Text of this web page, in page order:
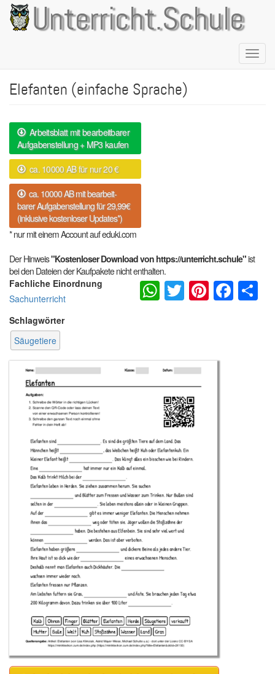
Direkt
zum
Inhalt
Unterricht.Schule
Elefanten (einfache Sprache)
Arbeitsblatt mit bearbeitbarer
Aufgabenstellung + MP3 kaufen
ca. 10000 AB für nur 20 €
ca. 10000 AB mit bearbeit-
barer Aufgabenstellung für 29,99€
(inklusive kostenloser Updates*)
* nur mit einem Account auf eduki.com
Der Hinweis"Kostenloser Download von https://unterricht.schule"ist
bei den Dateien der Kaufpakete nicht enthalten.
Fachliche Einordnung
Sachunterricht
Schlagwörter
Säugetiere
WhatsApp
Twitter